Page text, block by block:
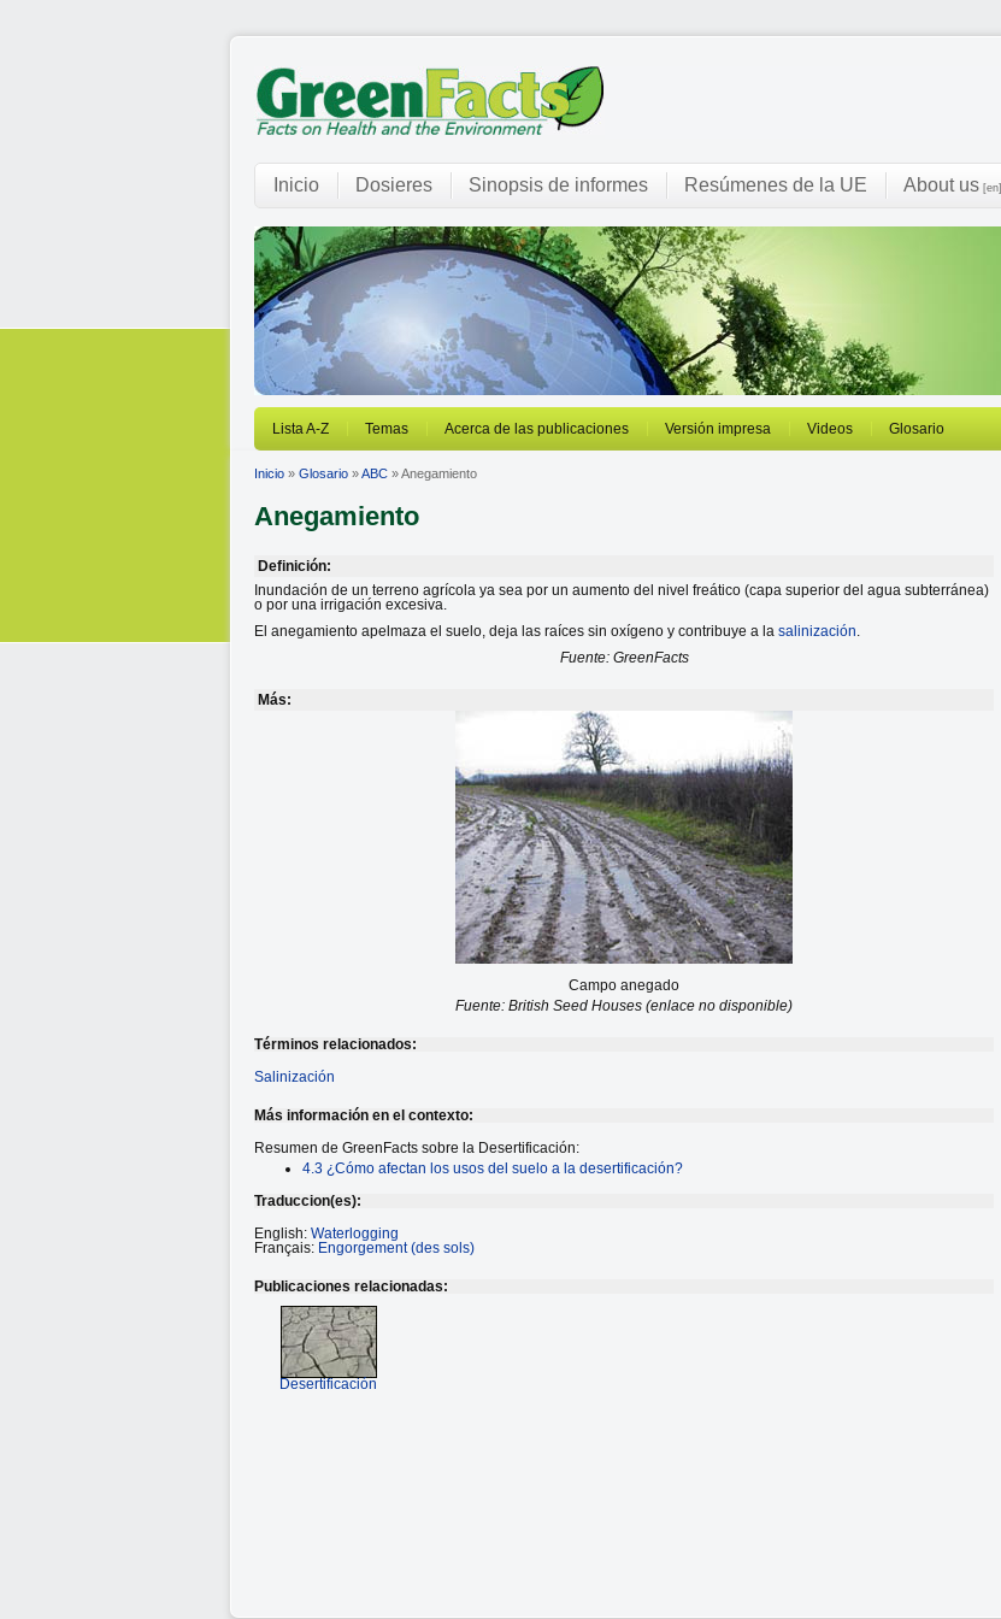
Inicio Dosieres Sinopsis de informes Resúmenes de la UE About us [en]
Lista A-Z Temas Acerca de las publicaciones Versión impresa Videos Glosario
Inicio » Glosario »ABC » Anegamiento
Anegamiento
Definición:
Inundación de un terreno agrícola ya sea por un aumento del nivel freático (capa superior del agua subterránea)
o por una irrigación excesiva.
El anegamiento apelmaza el suelo, deja las raíces sin oxígeno y contribuye a la salinización.
Fuente: GreenFacts
Más:
Campo anegado
Fuente: British Seed Houses (enlace no disponible)
Términos relacionados:
Salinización
Más información en el contexto:
Resumen de GreenFacts sobre la Desertificación:
4.3 ¿Cómo afectan los usos del suelo a la desertificación?
Traduccion(es):
English: Waterlogging
Français: Engorgement (des sols)
Publicaciones relacionadas:
Desertificación